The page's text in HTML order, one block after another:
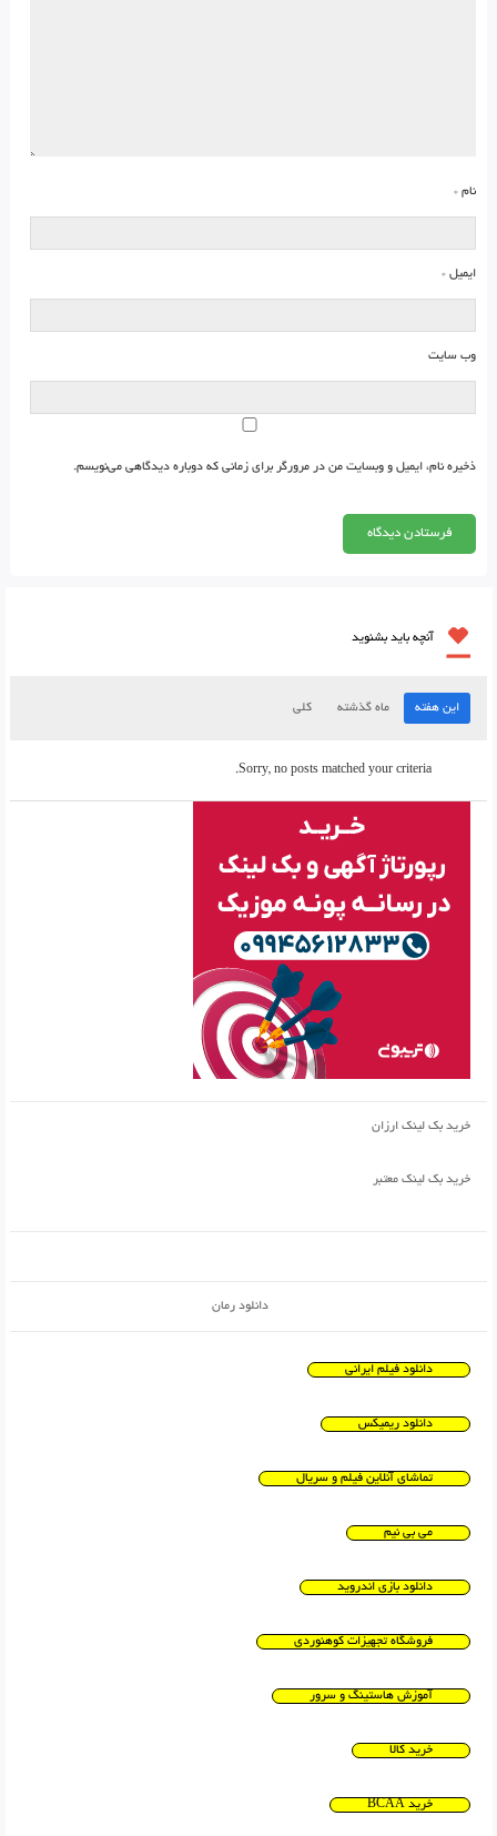
نام *
ایمیل *
وب‌ سایت
ذخیره نام، ایمیل و وبسایت من در مرورگر برای زمانی که دوباره دیدگاهی می‌نویسم.
آنچه باید بشنوید
این هفته ماه گذشته کلی
Sorry, no posts matched your criteria.
خرید بک لینک ارزان
خرید بک لینک معتبر
دانلود رمان
دانلود فیلم ایرانی
دانلود ریمیکس
تماشای آنلاین فیلم و سریال
می بی نیم
دانلود بازی اندروید
فروشگاه تجهیزات کوهنوردی
آموزش هاستینگ و سرور
خرید کالا
خرید BCAA